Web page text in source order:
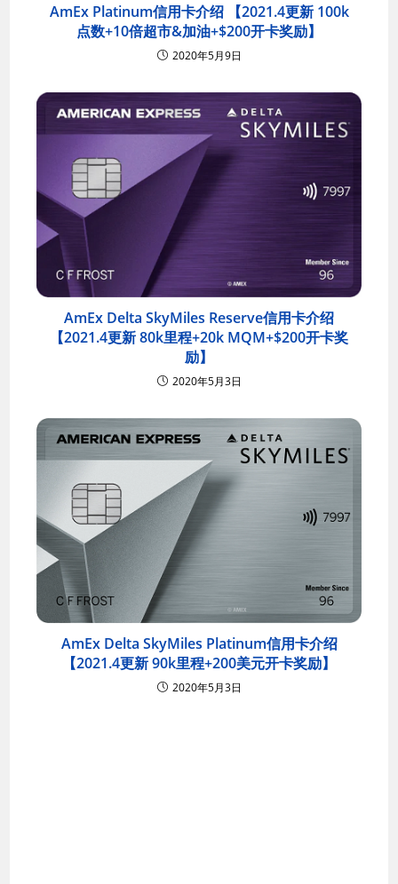
AmEx Platinum信用卡介绍 【2021.4更新 100k
点数+10倍超市&加油+$200开卡奖励】
2020年5月9日
AmEx Delta SkyMiles Reserve信用卡介绍
【2021.4更新 80k里程+20k MQM+$200开卡奖
励】
2020年5月3日
AmEx Delta SkyMiles Platinum信用卡介绍
【2021.4更新 90k里程+200美元开卡奖励】
2020年5月3日